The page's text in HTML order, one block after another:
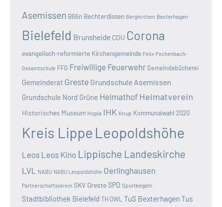
Asemissen B66n Bechterdissen Bergkirchen Bexterhagen
Bielefeld Brunsheide CDU Corona
evangelisch-reformierte Kirchengemeinde Felix-Fechenbach-
Gesamtschule FFG Freiwillige Feuerwehr Gemeindebücherei
Gemeinderat Greste Grundschule Asemissen
Grundschule Nord Grüne Heimathof Heimatverein
Historisches Museum Hopla IHK Knup Kommunalwahl 2020
Kreis Lippe Leopoldshöhe
Leos Leos Kino Lippische Landeskirche
LVL NABU NABU Leopoldshöhe Oerlinghausen
Partnerschaftsverein SKV GresteSPD Sportkegeln
Stadtbibliothek Bielefeld TH OWL TuS BexterhagenTus